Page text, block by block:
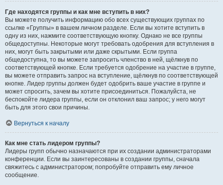
Где находятся группы и как мне вступить в них?
Вы можете получить информацию обо всех существующих группах по
ссылке «Группы» в вашем личном разделе. Если вы хотите вступить в
одну из них, нажмите соответствующую кнопку. Однако не все группы
общедоступны. Некоторые могут требовать одобрения для вступления в
них, могут быть закрытыми или даже скрытыми. Если группа
общедоступна, то вы можете запросить членство в ней, щёлкнув по
соответствующей кнопке. Если требуется одобрение на участие в группе,
вы можете отправить запрос на вступление, щёлкнув по соответствующей
кнопке. Лидер группы должен будет одобрить ваше участие в группе и
может спросить, зачем вы хотите присоединиться. Пожалуйста, не
беспокойте лидера группы, если он отклонил ваш запрос; у него могут
быть для этого свои причины.
Вернуться к началу
Как мне стать лидером группы?
Лидеры групп обычно назначаются при их создании администраторами
конференции. Если вы заинтересованы в создании группы, сначала
свяжитесь с администратором; попробуйте отправить ему личное
сообщение.